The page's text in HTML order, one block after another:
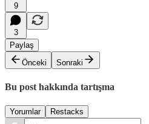
9
3
Paylaş
Önceki
Sonraki
Bu post hakkında tartışma
Yorumlar Restacks